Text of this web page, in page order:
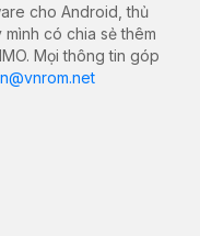
cho Android, thủ
có chia sẻ thêm
Mọi thông tin góp